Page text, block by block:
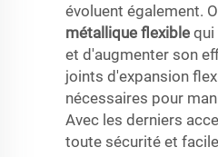
évoluent également.
métallique flexible qui
et d'augmenter son
joints d'expansion
nécessaires pour
Avec les derniers
toute sécurité et